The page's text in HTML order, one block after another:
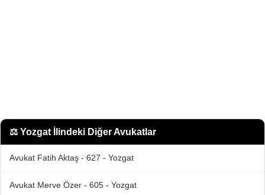
⚖️ Yozgat İlindeki Diğer Avukatlar
Avukat Fatih Aktaş - 627 - Yozgat
Avukat Merve Özer - 605 - Yozgat